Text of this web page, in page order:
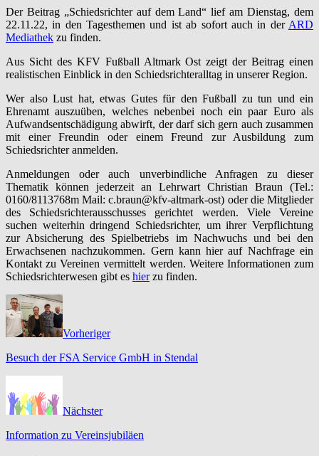
Der Beitrag „Schiedsrichter auf dem Land“ lief am Dienstag, dem
22.11.22, in den Tagesthemen und ist ab sofort auch in der ARD
Mediathek zu finden.
Aus Sicht des KFV Fußball Altmark Ost zeigt der Beitrag einen
realistischen Einblick in den Schiedsrichteralltag in unserer Region.
Wer also Lust hat, etwas Gutes für den Fußball zu tun und ein
Ehrenamt auszuüben, welches nebenbei noch ein paar Euro als
Aufwandsentschädigung abwirft, der darf sich gern auch zusammen
mit einer Freundin oder einem Freund zur Ausbildung zum
Schiedsrichter anmelden.
Anmeldungen oder auch unverbindliche Anfragen zu dieser
Thematik können jederzeit an Lehrwart Christian Braun (Tel.:
0160/8113768m Mail: c.braun@kfv-altmark-ost) oder die Mitglieder
des Schiedsrichterausschusses gerichtet werden. Viele Vereine
suchen weiterhin dringend Schiedsrichter, um ihrer Verpflichtung
zur Absicherung des Spielbetriebs im Nachwuchs und bei den
Erwachsenen nachzukommen. Gern kann hier auf Nachfrage ein
Kontakt zu Vereinen vermittelt werden. Weitere Informationen zum
Schiedsrichterwesen gibt es hierzu finden.
Vorheriger
Besuch der FSA Service GmbH in Stendal
Nächster
Information zu Vereinsjubiläen